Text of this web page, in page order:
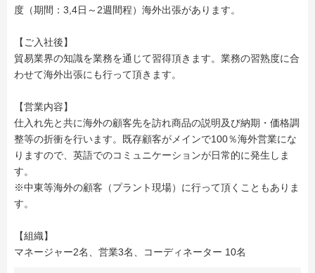
度（期間：3,4日～2週間程）海外出張があります。
【ご入社後】
貿易業界の知識を業務を通じて習得頂きます。業務の習熟度に合
わせて海外出張にも行って頂きます。
【営業内容】
仕入れ先と共に海外の顧客先を訪れ商品の説明及び納期・価格調
整等の折衝を行います。既存顧客がメインで100％海外営業にな
りますので、英語でのコミュニケーションが日常的に発生しま
す。
※中東等海外の顧客（プラント現場）に行って頂くこともありま
す。
【組織】
マネージャー2名、営業3名、コーディネーター 10名